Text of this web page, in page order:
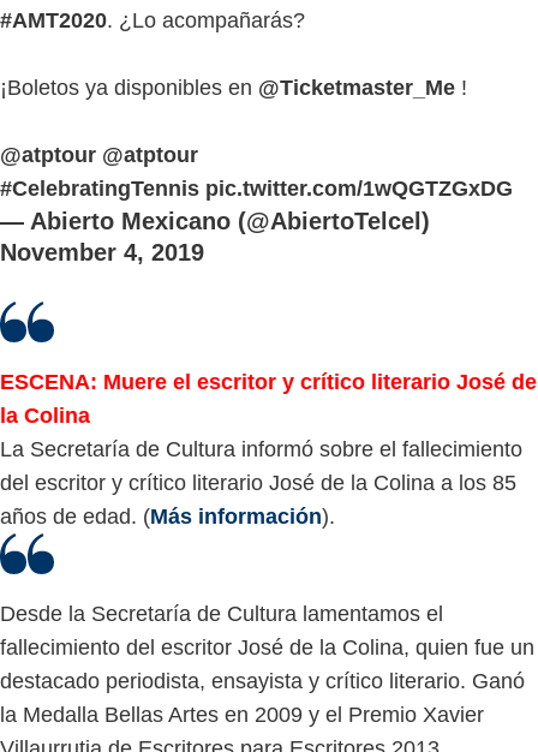
#AMT2020. ¿Lo acompañarás?
¡Boletos ya disponibles en @Ticketmaster_Me !
@atptour @atptour
#CelebratingTennis pic.twitter.com/1wQGTZGxDG
— Abierto Mexicano (@AbiertoTelcel)
November 4, 2019
ESCENA: Muere el escritor y crítico literario José de
la Colina
La Secretaría de Cultura informó sobre el fallecimiento
del escritor y crítico literario José de la Colina a los 85
años de edad. (Más información).
Desde la Secretaría de Cultura lamentamos el
fallecimiento del escritor José de la Colina, quien fue un
destacado periodista, ensayista y crítico literario. Ganó
la Medalla Bellas Artes en 2009 y el Premio Xavier